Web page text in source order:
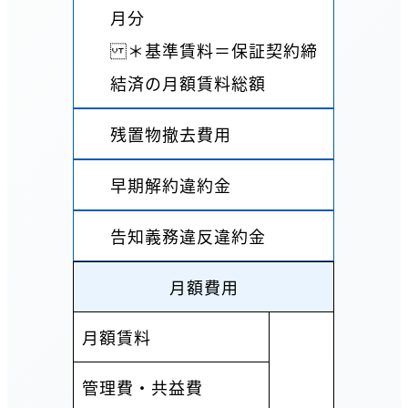
月分
＊基準賃料＝保証契約締
結済の月額賃料総額
残置物撤去費用
早期解約違約金
告知義務違反違約金
月額費用
月額賃料
管理費・共益費